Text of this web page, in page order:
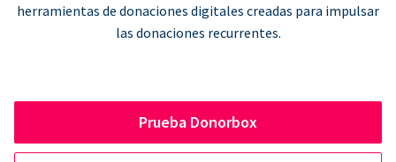
herramientas de donaciones digitales creadas para impulsar
las donaciones recurrentes.
Prueba Donorbox